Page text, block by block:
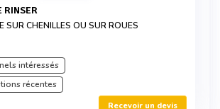
RINSER
SUR CHENILLES OU SUR ROUES
intéressés
récentes
Recevoir un devis